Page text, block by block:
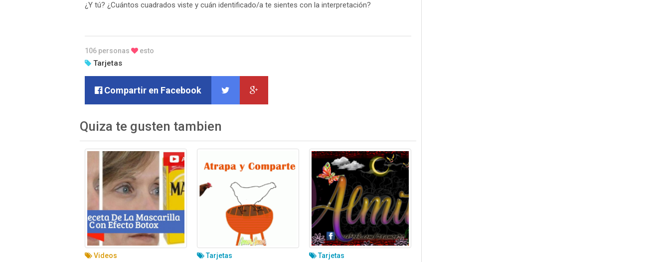
¿Y tú? ¿Cuántos cuadrados viste y cuán identificado/a te sientes con la interpretación?
106 personas esto
Tarjetas
Compartir en Facebook
Quiza te gusten tambien
Videos Tarjetas Tarjetas